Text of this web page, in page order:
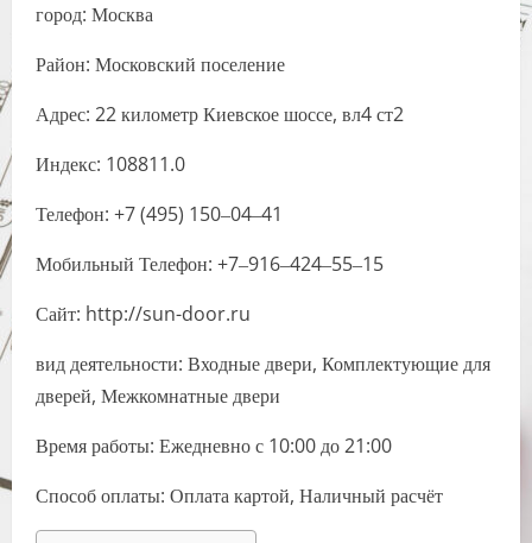
город: Москва
Район: Московский поселение
Адрес: 22 километр Киевское шоссе, вл4 ст2
Индекс: 108811.0
Телефон: +7 (495) 150‒04‒41
Мобильный Телефон: +7‒916‒424‒55‒15
Сайт: http://sun-door.ru
вид деятельности: Входные двери, Комплектующие для
дверей, Межкомнатные двери
Время работы: Ежедневно с 10:00 до 21:00
Способ оплаты: Оплата картой, Наличный расчёт